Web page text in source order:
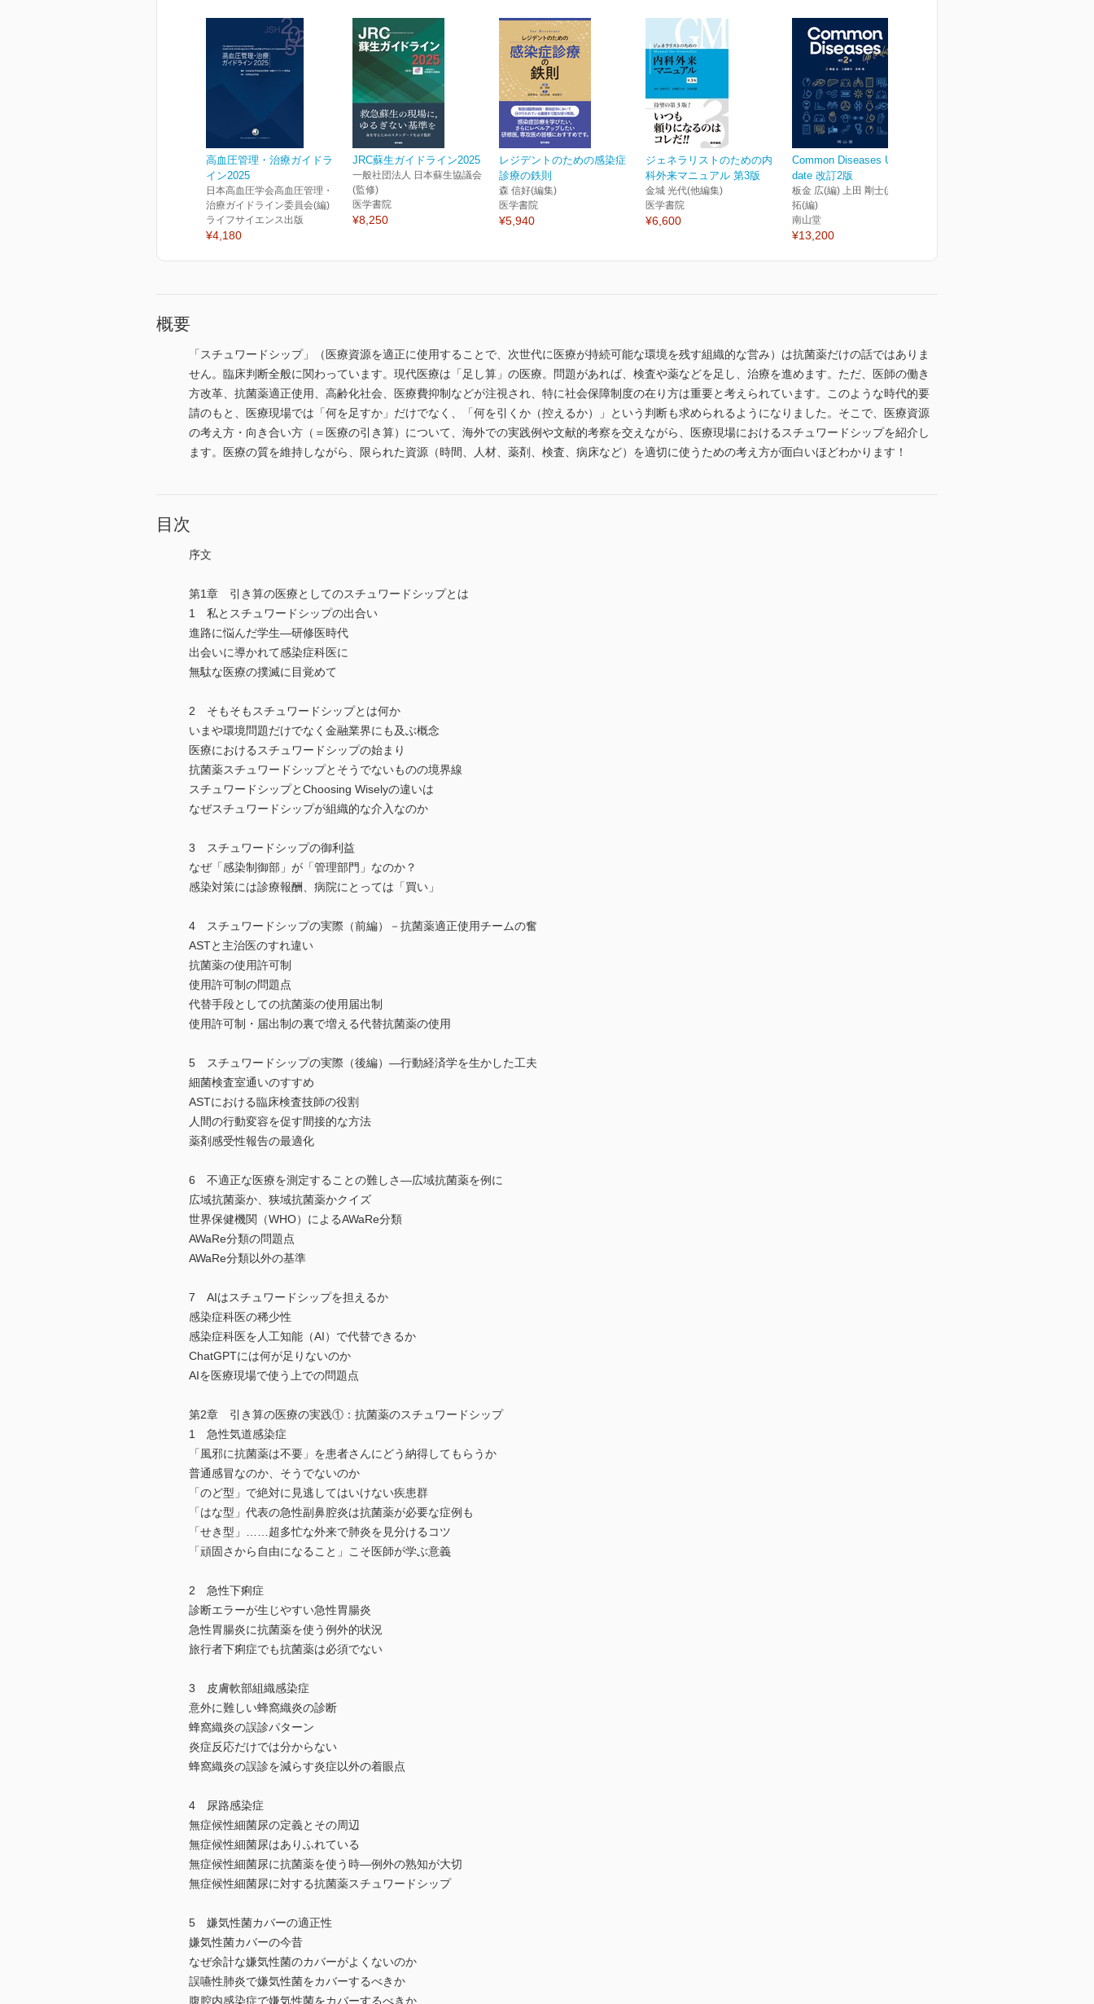
高血圧管理・治療ガイドラ
イン2025
日本高血圧学会高血圧管理・
治療ガイドライン委員会(編)
ライフサイエンス出版
¥4,180
JRC蘇生ガイドライン2025
一般社団法人 日本蘇生協議会
(監修)
医学書院
¥8,250
レジデントのための感染症
診療の鉄則
森 信好(編集)
医学書院
¥5,940
ジェネラリストのための内
科外来マニュアル 第3版
金城 光代(他編集)
医学書院
¥6,600
Common Diseases Up to
date 改訂2版
板金 広(編) 上田 剛士(編) 矢吹
拓(編)
南山堂
¥13,200
概要
「スチュワードシップ」（医療資源を適正に使用することで、次世代に医療が持続可能な環境を残す組織的な営み）は抗菌薬だけの話ではありま
せん。臨床判断全般に関わっています。現代医療は「足し算」の医療。問題があれば、検査や薬などを足し、治療を進めます。ただ、医師の働き
方改革、抗菌薬適正使用、高齢化社会、医療費抑制などが注視され、特に社会保障制度の在り方は重要と考えられています。このような時代的要
請のもと、医療現場では「何を足すか」だけでなく、「何を引くか（控えるか）」という判断も求められるようになりました。そこで、医療資源
の考え方・向き合い方（＝医療の引き算）について、海外での実践例や文献的考察を交えながら、医療現場におけるスチュワードシップを紹介し
ます。医療の質を維持しながら、限られた資源（時間、人材、薬剤、検査、病床など）を適切に使うための考え方が面白いほどわかります！
目次
序文
第1章 引き算の医療としてのスチュワードシップとは
1 私とスチュワードシップの出合い
進路に悩んだ学生―研修医時代
出会いに導かれて感染症科医に
無駄な医療の撲滅に目覚めて
2 そもそもスチュワードシップとは何か
いまや環境問題だけでなく金融業界にも及ぶ概念
医療におけるスチュワードシップの始まり
抗菌薬スチュワードシップとそうでないものの境界線
スチュワードシップとChoosing Wiselyの違いは
なぜスチュワードシップが組織的な介入なのか
3 スチュワードシップの御利益
なぜ「感染制御部」が「管理部門」なのか？
感染対策には診療報酬、病院にとっては「買い」
4 スチュワードシップの実際（前編）－抗菌薬適正使用チームの奮
ASTと主治医のすれ違い
抗菌薬の使用許可制
使用許可制の問題点
代替手段としての抗菌薬の使用届出制
使用許可制・届出制の裏で増える代替抗菌薬の使用
5 スチュワードシップの実際（後編）―行動経済学を生かした工夫
細菌検査室通いのすすめ
ASTにおける臨床検査技師の役割
人間の行動変容を促す間接的な方法
薬剤感受性報告の最適化
6 不適正な医療を測定することの難しさ―広域抗菌薬を例に
広域抗菌薬か、狭域抗菌薬かクイズ
世界保健機関（WHO）によるAWaRe分類
AWaRe分類の問題点
AWaRe分類以外の基準
7 AIはスチュワードシップを担えるか
感染症科医の稀少性
感染症科医を人工知能（AI）で代替できるか
ChatGPTには何が足りないのか
AIを医療現場で使う上での問題点
第2章 引き算の医療の実践①：抗菌薬のスチュワードシップ
1 急性気道感染症
「風邪に抗菌薬は不要」を患者さんにどう納得してもらうか
普通感冒なのか、そうでないのか
「のど型」で絶対に見逃してはいけない疾患群
「はな型」代表の急性副鼻腔炎は抗菌薬が必要な症例も
「せき型」……超多忙な外来で肺炎を見分けるコツ
「頑固さから自由になること」こそ医師が学ぶ意義
2 急性下痢症
診断エラーが生じやすい急性胃腸炎
急性胃腸炎に抗菌薬を使う例外的状況
旅行者下痢症でも抗菌薬は必須でない
3 皮膚軟部組織感染症
意外に難しい蜂窩織炎の診断
蜂窩織炎の誤診パターン
炎症反応だけでは分からない
蜂窩織炎の誤診を減らす炎症以外の着眼点
4 尿路感染症
無症候性細菌尿の定義とその周辺
無症候性細菌尿はありふれている
無症候性細菌尿に抗菌薬を使う時―例外の熟知が大切
無症候性細菌尿に対する抗菌薬スチュワードシップ
5 嫌気性菌カバーの適正性
嫌気性菌カバーの今昔
なぜ余計な嫌気性菌のカバーがよくないのか
誤嚥性肺炎で嫌気性菌をカバーするべきか
腹腔内感染症で嫌気性菌をカバーするべきか